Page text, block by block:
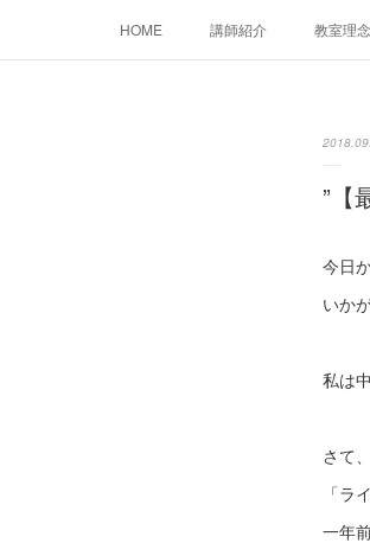
HOME 講師紹介 教室理
”【
今日
いか
私は
さて
「ラ
一年